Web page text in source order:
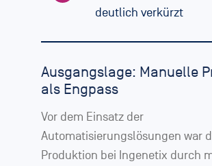
deutlich verkürzt
Ausgangslage: Manuelle
als Engpass
Vor dem Einsatz der
Automatisierungslösungen war
Produktion bei Ingenetix durch